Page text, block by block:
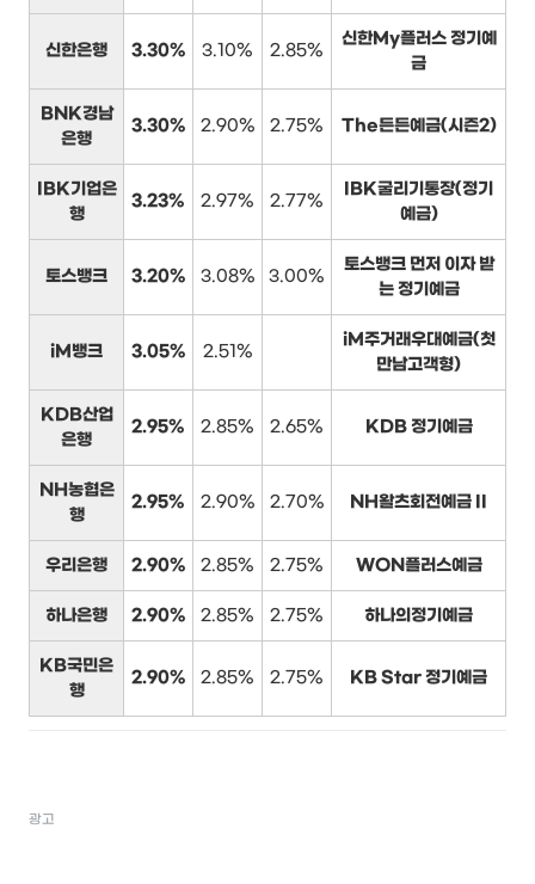
신한은행 3.30% 3.10% 2.85%
신한My플러스 정기예
금
BNK경남
은행
3.30% 2.90% 2.75% The든든예금(시즌2)
IBK기업은
행
3.23% 2.97% 2.77%
IBK굴리기통장(정기
예금)
토스뱅크 3.20% 3.08% 3.00%
토스뱅크 먼저 이자 받
는 정기예금
iM뱅크 3.05% 2.51%
iM주거래우대예금(첫
만남고객형)
KDB산업
은행
2.95% 2.85% 2.65% KDB 정기예금
NH농협은
행
2.95% 2.90% 2.70% NH왈츠회전예금 II
우리은행 2.90% 2.85% 2.75% WON플러스예금
하나은행 2.90% 2.85% 2.75% 하나의정기예금
KB국민은
행
2.90% 2.85% 2.75% KB Star 정기예금
광고